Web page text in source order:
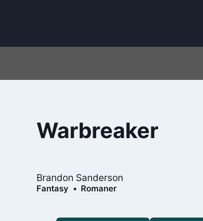
Warbreaker
Brandon Sanderson
Fantasy Romaner